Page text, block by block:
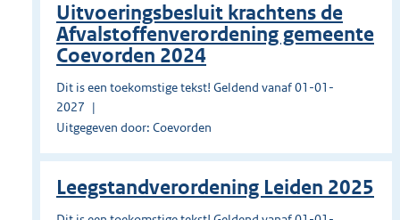
Uitvoeringsbesluit krachtens de
Afvalstoffenverordening gemeente
Coevorden 2024
Dit is een toekomstige tekst! Geldend vanaf 01-01-
2027
Uitgegeven door: Coevorden
Leegstandverordening Leiden 2025